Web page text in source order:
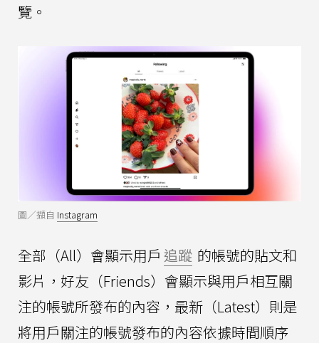
覽。
圖／擷自 Instagram
全部（All）會顯示用戶 追蹤 的帳號的貼文和
影片，好友（Friends）會顯示與用戶相互關
注的帳號所發布的內容，最新（Latest）則是
將用戶關注的帳號發布的內容依據時間順序